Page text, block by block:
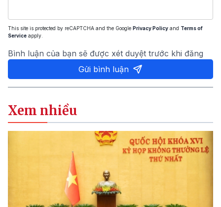
This site is protected by reCAPTCHA and the Google Privacy Policy and Terms of
Service apply.
Bình luận của bạn sẽ được xét duyệt trước khi đăng
Gửi bình luận
Xem nhiều